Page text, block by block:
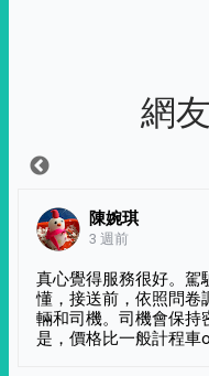
網
陳婉琪
3 週前
真心覺得服務很好。駕
懂，接送前，依照問卷
輛和司機。司機會保持
是，價格比一般計程車